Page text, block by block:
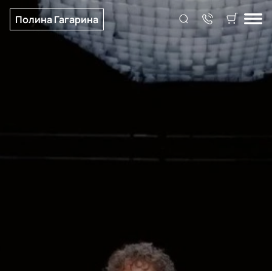
Полина Гагарина